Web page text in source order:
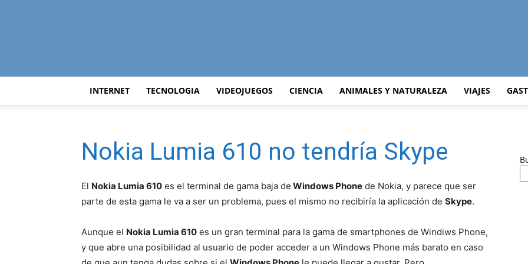
Curiosidades
Curiosas
del
INTERNET TECNOLOGIA VIDEOJUEGOS CIENCIA ANIMALES Y NATURALEZA VIAJES
Nokia Lumia 610 no tendría Skype
El Nokia Lumia 610 es el terminal de gama baja de Windows Phone de Nokia, y parece que ser
parte de esta gama le va a ser un problema, pues el mismo no recibiría la aplicación de Skype.
Aunque el Nokia Lumia 610 es un gran terminal para la gama de smartphones de Windiws Phone,
y que abre una posibilidad al usuario de poder acceder a un Windows Phone más barato en caso